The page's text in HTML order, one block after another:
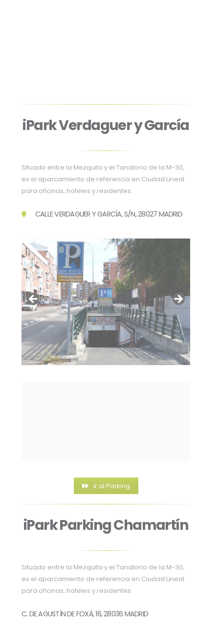
iPark Verdaguer y García
Situado entre la Mezquita y el Tanatorio de la M-30,
es el aparcamiento de referencia en Ciudad Lineal
para oficinas, hoteles y residentes.
CALLE VERDAGUER Y GARCÍA, S/N, 28027 MADRID
Ir al Parking
iPark Parking Chamartín
Situado entre la Mezquita y el Tanatorio de la M-30,
es el aparcamiento de referencia en Ciudad Lineal
para oficinas, hoteles y residentes.
C. DE AGUSTÍN DE FOXÁ, 16, 28036 MADRID